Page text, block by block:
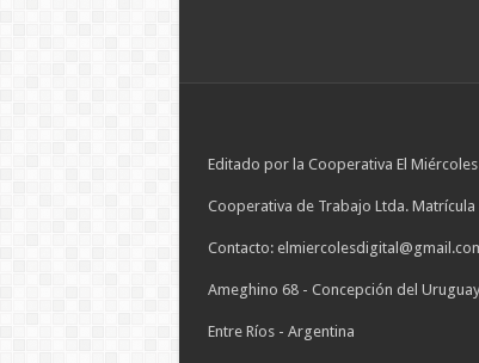
Editado por la Cooperativa El
Cooperativa de Trabajo Ltda. Matrícula
Contacto:
Ameghino 68 - Concepción del Uruguay
Entre Ríos - Argentina